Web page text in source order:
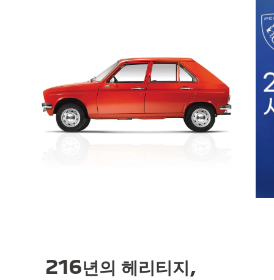
216년의 헤리티지,